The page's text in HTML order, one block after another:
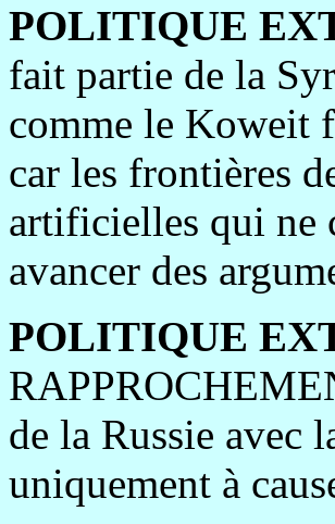
POLITIQUE
fait partie de la
comme le Koweit
car les frontières
artificielles qui ne
avancer des
POLITIQUE
de la Russie avec
uniquement à